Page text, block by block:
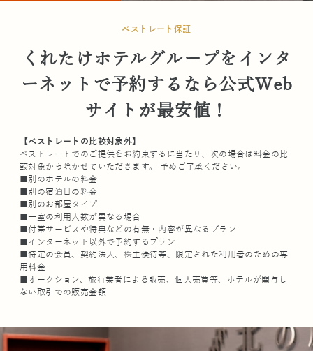
ベストレート保証
くれたけホテルグループをインタ
ーネットで予約するなら公式Web
サイトが最安値！
【ベストレートの比較対象外】
ベストレートでのご提供をお約束するに当たり、次の場合は料金の比
較対象から除かせていただきます。 予めご了承ください。
■別のホテルの料金
■別の宿泊日の料金
■別のお部屋タイプ
■一室の利用人数が異なる場合
■付帯サービスや特典などの有無・内容が異なるプラン
■インターネット以外で予約するプラン
■特定の会員、契約法人、株主優待等、限定された利用者のための専
用料金
■オークション、旅行業者による販売、個人売買等、ホテルが関与し
ない取引での販売金額